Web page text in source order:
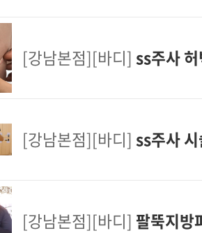
[강남본점][바디] ss주사
[강남본점][바디] ss주사
[강남본점][바디] 팔뚝지방